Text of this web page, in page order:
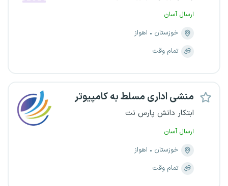
ارسال آسان
خوزستان
اهواز
تمام وقت
منشی اداری مسلط به کامپیوتر
ابتکار دانش پارس نت
ارسال آسان
خوزستان
اهواز
تمام وقت